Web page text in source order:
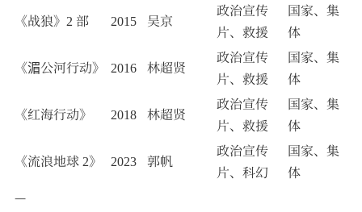
《战狼》2 部
2015 吴京
政治宣传
片、救援
国家、集
体
《湄公河行动》
2016 林超贤
政治宣传
片、救援
国家、集
体
《红海行动》
2018 林超贤
政治宣传
片、救援
国家、集
体
《流浪地球 2》
2023 郭帆
政治宣传
片、科幻
国家、集
体
—